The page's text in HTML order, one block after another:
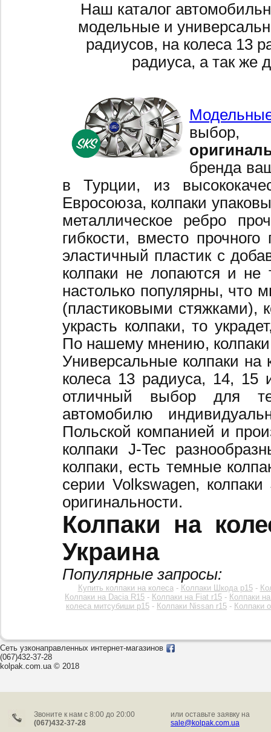
Наш каталог
модельные и
радиусов, на колеса 13
радиуса, а так же
выбор,
бренда
в Турции, из
Евросоюза, колпаки
металлическое ребро
гибкости, вместо
эластичный пластик с
колпаки не лопаются и не
настолько популярны, что
(пластиковыми стяжками),
украсть колпаки, то
По нашему мнению,
Универсальные колпаки
колеса 13 радиуса, 14,
отличный выбор для
автомобилю
Польской компанией и
колпаки J-Tec
колпаки, есть темные
серии Volkswagen,
оригинальности.
Колпаки на
Украина
Популярные запросы:
Купить колпаки на колеса- Колпаки Шкода р15-
Колпаки на Dacia R15 - Колпаки на Fiat r15 - Колпаки
колеса митсубиши р15 - Колпаки Nissan r15 - Колпаки
Сеть узконаправленных интернет-магазинов
(067)432-37-28
kolpak.com.ua © 2018
Звоните к нам c 8:00 до 20:00
(067)432-37-28
или оставьте заявку на
sale@kolpak.com.ua